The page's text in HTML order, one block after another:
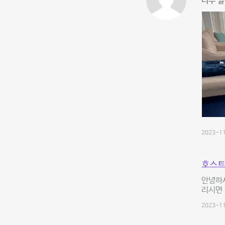
2023-
호스
안녕하
리시
2023-